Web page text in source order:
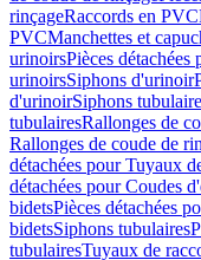
rinçageRaccords en PVC
PVCManchettes et
urinoirsPièces
urinoirsSiphons d'urinoir
d'urinoirSiphons
tubulairesRallonges de
Rallonges de coude de
détachées pour Tuyaux
détachées pour Coudes
bidetsPièces détachées
bidetsSiphons tubulaires
tubulairesTuyaux de